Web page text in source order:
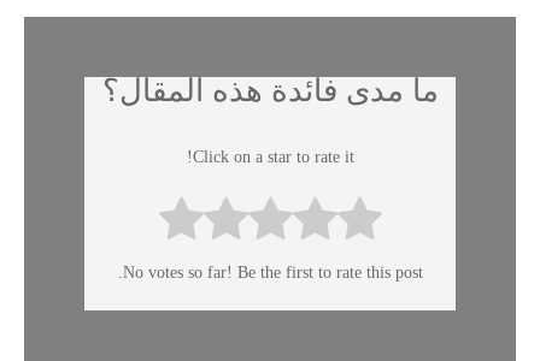
ما مدى فائدة هذه المقال؟
Click on a star to rate it!
No votes so far! Be the first to rate this post.